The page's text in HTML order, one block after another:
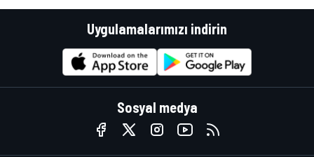
Uygulamalarımızı indirin
Sosyal medya